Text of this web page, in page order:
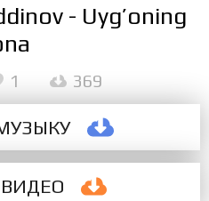
- Uyg’oning
1 369